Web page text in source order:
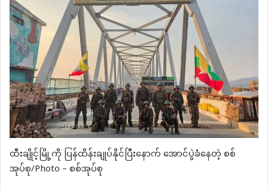
ထီးချိုင့်မြို့ကို ပြန်ထိန်းချုပ်နိုင်ပြီးနောက် အောင်ပွဲခံနေတဲ့ စစ်
အုပ်စု/Photo – စစ်အုပ်စု